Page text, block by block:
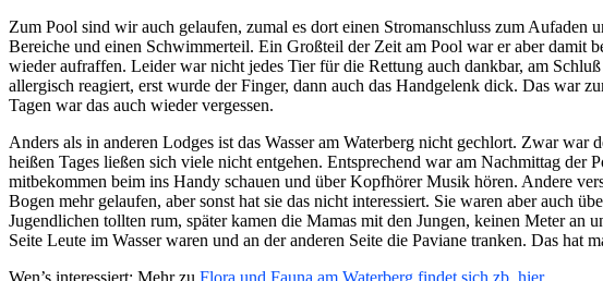
Zum Pool sind wir auch gelaufen, zumal es dort einen Stromanschluss zum
Bereiche und einen Schwimmerteil. Ein Großteil der Zeit am Pool war er aber damit
wieder aufraffen. Leider war nicht jedes Tier für die Rettung auch dankbar, am
allergisch reagiert, erst wurde der Finger, dann auch das Handgelenk dick. Das war
Tagen war das auch wieder vergessen.
Anders als in anderen Lodges ist das Wasser am Waterberg nicht gechlort. Zwar
heißen Tages ließen sich viele nicht entgehen. Entsprechend war am Nachmittag der
mitbekommen beim ins Handy schauen und über Kopfhörer Musik hören. Andere
Bogen mehr gelaufen, aber sonst hat sie das nicht interessiert. Sie waren aber auch
Jugendlichen tollten rum, später kamen die Mamas mit den Jungen, keinen Meter an
Seite Leute im Wasser waren und an der anderen Seite die Paviane tranken. Das hat
Wen’s interessiert: Mehr zu Flora und Fauna am Waterberg findet sich zb. hier.